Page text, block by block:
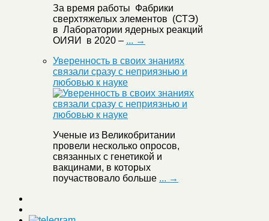
За время работы Фабрики
сверхтяжелых элементов (СТЭ)
в Лаборатории ядерных реакций
ОИЯИ в 2020 – ... →
Уверенность в своих знаниях
связали сразу с неприязнью и
любовью к науке
Ученые из Великобритании
провели несколько опросов,
связанных с генетикой и
вакцинами, в которых
поучаствовало больше ... →